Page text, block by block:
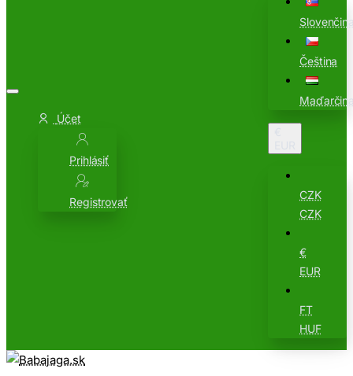
Účet
Prihlásiť
Registrovať
Čeština
CZK
CZK
€
EUR
FT
HUF